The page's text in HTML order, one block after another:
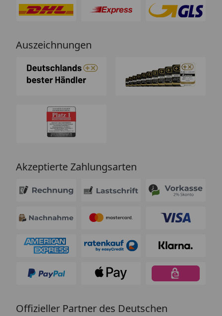
Auszeichnungen
Akzeptierte Zahlungsarten
Offizieller Partner des Deutschen